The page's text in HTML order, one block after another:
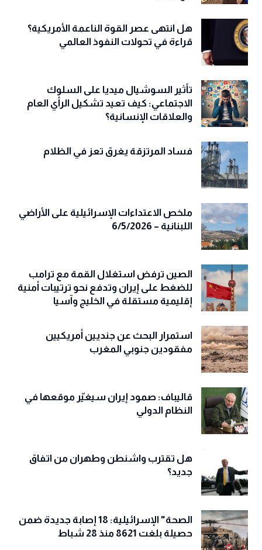
هل انتهى عصر القوة الناعمة الأمريكية؟
قراءة في تحولات النفوذ العالمي
تأثير السوشيال ميديا على السلوك
الاجتماعي: كيف تعيد تشكيل الرأي العام
والعلاقات الإنسانية؟
فساد المرتزقة يغرق تعز في الظلام
ملخص الاعتداءات الإسرائيلية على الأراضي
اللبنانية – 6/5/2026
الصين ترفض استغلال القمة مع ترامب
للضغط على إيران وتدفع نحو ترتيبات أمنية
إقليمية مستقلة في الخليج وآسيا
استمرار البحث عن جنديين أمريكيين
مفقودين جنوبي المغرب
قاليباف: صمود إيران سيغيّر موقعها في
النظام الدولي
هل تقترب واشنطن وطهران من اتفاق
جديد؟
الصحة" الإسرائيلية: 18 إصابة جديدة ضمن
حصيلة بلغت 8621 منذ 28 شباط